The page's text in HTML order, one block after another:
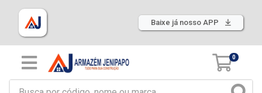
Baixe já nosso APP
0